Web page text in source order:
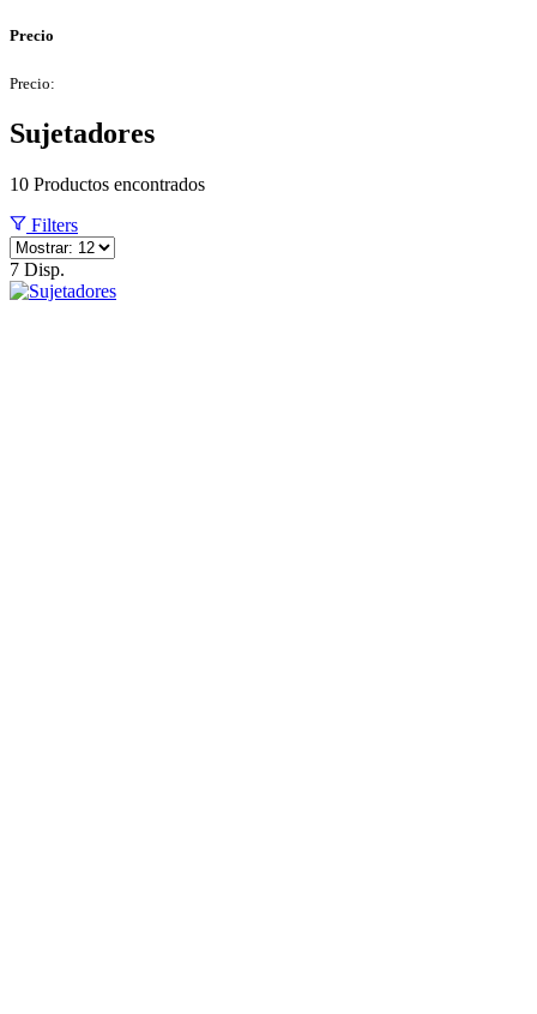
Precio
Precio:
Sujetadores
10 Productos encontrados
Filters
7 Disp.